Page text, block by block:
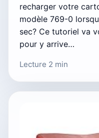
recharger votre
modèle 769-0
sec? Ce tutoriel va
pour y arrive…
Lecture 2 min